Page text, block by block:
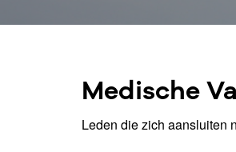
Medische
Leden die zich aansluiten